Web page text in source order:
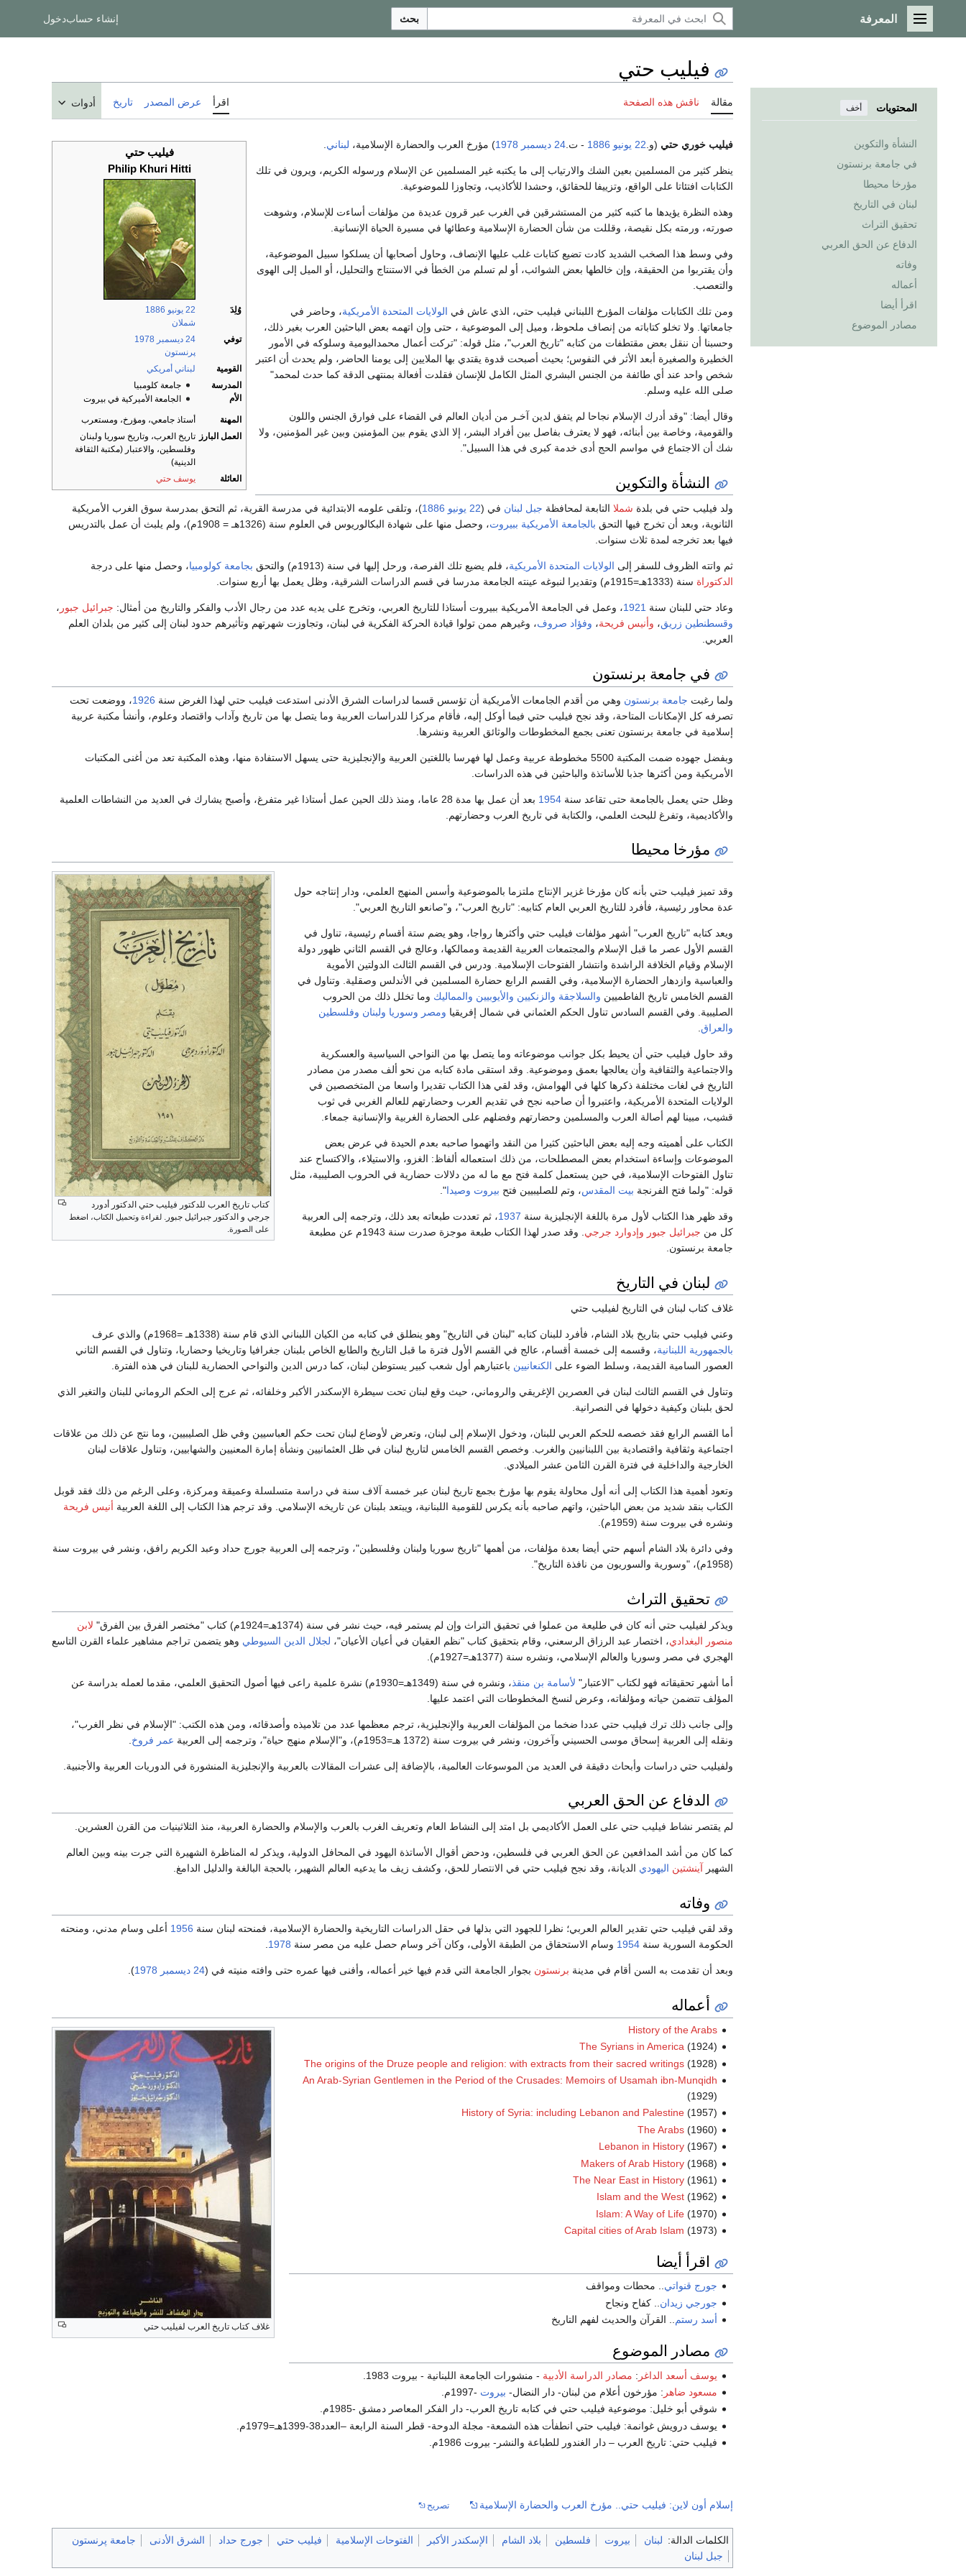
القائمة الرئيسية
المعرفة بحث إنشاء حسابدخول
المحتويات أخف
النشأة والتكوين
في جامعة برنستون
مؤرخا محيطا
لبنان في التاريخ
تحقيق التراث
الدفاع عن الحق العربي
وفاته
أعماله
اقرأ أيضا
مصادر الموضوع
فيليب حتي
مقالة ناقش هذه الصفحة اقرأ عرض المصدر تاريخ أدوات
فيليب حتي
Philip Khuri Hitti
وُلِدَ 22 يونيو
1886
شملان
توفي
24 ديسمبر
1978
پرنستون
القومية
لبناني أمريكي
المدرسة
الأم
جامعة كلومبيا
الجامعة الأميركية في بيروت
المهنة
أستاذ جامعي، ومؤرخ، ومستعرب
العمل البارز تاريخ العرب، وتاريخ سوريا ولبنان
وفلسطين، والاعتبار (مكتبة الثقافة
الدينية)
العائلة
يوسف حتي
فيليب خوري حتي (و. 22 يونيو 1886 - ت. 24 ديسمبر 1978) مؤرخ العرب والحضارة الإسلامية، لبناني
ينظر كثير من المسلمين بعين الشك والارتياب إلى ما يكتبه غير المسلمين عن الإسلام ورسوله الكريم، ويرون في تلك
الكتابات افتئاتا على الواقع، وتزييفا للحقائق، وحشدا للأكاذيب، وتجاوزا للموضوعية.
وهذه النظرة يؤيدها ما كتبه كثير من المستشرقين في الغرب عبر قرون عديدة من مؤلفات أساءت للإسلام، وشوهت
صورته، ورمته بكل نقيصة، وقللت من شأن الحضارة الإسلامية وعطائها في مسيرة الحياة الإنسانية.
وفي وسط هذا الصخب الشديد كادت تضيع كتابات غلب عليها الإنصاف، وحاول أصحابها أن يسلكوا سبيل الموضوعية،
وأن يقتربوا من الحقيقة، وإن خالطها بعض الشوائب، أو لم تسلم من الخطأ في الاستنتاج والتحليل، أو الميل إلى الهوى
والتعصب.
ومن تلك الكتابات مؤلفات المؤرخ اللبناني فيليب حتي، الذي عاش في الولايات المتحدة الأمريكية، وحاضر في
جامعاتها. ولا تخلو كتاباته من إنصاف ملحوظ، وميل إلى الموضوعية ، حتى وإن اتهمه بعض الباحثين العرب بغير ذلك،
وحسبنا أن ننقل بعض مقتطفات من كتابه "تاريخ العرب"، مثل قوله: "تركت أعمال محمداليومية وسلوكه في الأمور
الخطيرة والصغيرة أبعد الأثر في النفوس؛ بحيث أصبحت قدوة يقتدي بها الملايين إلى يومنا الحاضر، ولم يحدث أن اعتبر
شخص واحد عند أي طائفة من الجنس البشري المثل الكامل للإنسان فقلدت أفعالة بمنتهى الدقة كما حدث لمحمد"
صلى الله عليه وسلم.
وقال أيضا: "وقد أدرك الإسلام نجاحا لم يتفق لدين آخـر من أديان العالم في القضاء على فوارق الجنس واللون
والقومية، وخاصة بين أبنائه، فهو لا يعترف بفاصل بين أفراد البشر، إلا الذي يقوم بين المؤمنين وبين غير المؤمنين، ولا
شك أن الاجتماع في مواسم الحج أدى خدمة كبرى في هذا السبيل".
النشأة والتكوين
ولد فيليب حتي في بلدة شملا التابعة لمحافظة جبل لبنان في (22 يونيو 1886)، وتلقى علومه الابتدائية في مدرسة القرية، ثم التحق بمدرسة سوق الغرب الأمريكية
الثانوية، وبعد أن تخرج فيها التحق بالجامعة الأمريكية ببيروت
، وحصل منها على شهادة البكالوريوس في العلوم سنة (1326هـ = 1908م)، ولم يلبث أن عمل بالتدريس
فيها بعد تخرجه لمدة ثلاث سنوات.
ثم واتته الظروف للسفر إلى الولايات المتحدة الأمريكية، فلم يضيع تلك الفرصة، ورحل إليها في سنة (1913م) والتحق بجامعة كولومبيا، وحصل منها على درجة
الدكتوراة سنة (1333هـ=1915م) وتقديرا لنبوغه عينته الجامعة مدرسا في قسم الدراسات الشرقية، وظل يعمل بها أربع سنوات.
وعاد حتي للبنان سنة 1921، وعمل في الجامعة الأمريكية ببيروت أستاذا للتاريخ العربي، وتخرج على يديه عدد من رجال الأدب والفكر والتاريخ من أمثال: جبرائيل جبور ،
وقسطنطين زريق، وأنيس فريحة، وفؤاد صروف، وغيرهم ممن تولوا قيادة الحركة الفكرية في لبنان، وتجاوزت شهرتهم وتأثيرهم حدود لبنان إلى كثير من بلدان العلم
العربي.
في جامعة برنستون
ولما رغبت جامعة برنستون وهي من أقدم الجامعات الأمريكية أن تؤسس قسما لدراسات الشرق الأدنى استدعت فيليب حتي لهذا الغرض سنة 1926، ووضعت تحت
تصرفه كل الإمكانات المتاحة، وقد نجح فيليب حتي فيما أوكل إليه، فأقام مركزا للدراسات العربية وما يتصل بها من تاريخ وآداب واقتصاد وعلوم، وأنشأ مكتبة عربية
إسلامية في جامعة برنستون تعنى بجمع المخطوطات والوثائق العربية ونشرها.
وبفضل جهوده ضمت المكتبة 5500 مخطوطة عربية وعمل لها فهرسا باللغتين العربية والإنجليزية حتى يسهل الاستفادة منها، وهذه المكتبة تعد من أغنى المكتبات
الأمريكية ومن أكثرها جذبا للأساتذة والباحثين في هذه الدراسات.
وظل حتي يعمل بالجامعة حتى تقاعد سنة 1954
بعد أن عمل بها مدة 28 عاما، ومنذ ذلك الحين عمل أستاذا غير متفرغ، وأصبح يشارك في العديد من النشاطات العلمية
والأكاديمية، وتفرغ للبحث العلمي، والكتابة في تاريخ العرب وحضارتهم.
مؤرخا محيطا
كتاب تاريخ العرب للدكتور فيليب حتي الدكتور أدورد
جرجي و الدكتور جبرائيل جبور. لقراءة وتحميل الكتاب، اضغط
على الصورة.
وقد تميز فيليب حتي بأنه كان مؤرخا غزير الإنتاج ملتزما بالموضوعية وأسس المنهج العلمي، ودار إنتاجه حول
عدة محاور رئيسية، فأفرد للتاريخ العربي العام كتابيه: "تاريخ العرب"، و"صانعو التاريخ العربي".
ويعد كتابه "تاريخ العرب" أشهر مؤلفات فيليب حتي وأكثرها رواجا، وهو يضم ستة أقسام رئيسية، تناول في
القسم الأول عصر ما قبل الإسلام والمجتمعات العربية القديمة وممالكها، وعالج في القسم الثاني ظهور دولة
الإسلام وقيام الخلافة الراشدة وانتشار الفتوحات الإسلامية. ودرس في القسم الثالث الدولتين الأموية
والعباسية وازدهار الحضارة الإسلامية، وفي القسم الرابع حضارة المسلمين في الأندلس وصقلية. وتناول في
القسم الخامس تاريخ الفاطميين والسلاجقة والزنكيين والأيوبيين والمماليك وما تخلل ذلك من الحروب
الصليبية. وفي القسم السادس تناول الحكم العثماني في شمال إفريقيا ومصر وسوريا ولبنان وفلسطين
والعراق
وقد حاول فيليب حتي أن يحيط بكل جوانب موضوعاته وما يتصل بها من النواحي السياسية والعسكرية
والاجتماعية والثقافية وأن يعالجها بعمق وموضوعية. وقد استقى مادة كتابه من نحو ألف مصدر من مصادر
التاريخ في لغات مختلفة ذكرها كلها في الهوامش، وقد لقي هذا الكتاب تقديرا واسعا من المتخصصين في
الولايات المتحدة الأمريكية، واعتبروا أن صاحبه نجح في تقديم العرب وحضارتهم للعالم الغربي في ثوب
قشيب، مبينا لهم أصالة العرب والمسلمين وحضارتهم وفضلهم على الحضارة الغربية والإنسانية جمعاء.
الكتاب على أهميته وجه إليه بعض الباحثين كثيرا من النقد واتهموا صاحبه بعدم الحيدة في عرض بعض
الموضوعات وإساءة استخدام بعض المصطلحات، من ذلك استعماله ألفاظ: الغزو، والاستيلاء، والاكتساح عند
تناول الفتوحات الإسلامية، في حين يستعمل كلمة فتح مع ما له من دلالات حضارية في الحروب الصليبية، مثل
قوله: "ولما فتح الفرنجة بيت المقدس، وتم للصليبيين فتح بيروت وصيدا".
وقد ظهر هذا الكتاب لأول مرة باللغة الإنجليزية سنة 1937، ثم تعددت طبعاته بعد ذلك، وترجمه إلى العربية
كل من جبرائيل جبور وإدوارد جرجي
. وقد صدر لهذا الكتاب طبعة موجزة صدرت سنة 1943م عن مطبعة
جامعة برنستون.
لبنان في التاريخ
غلاف كتاب لبنان في التاريخ لفيليب حتي
وعني فيليب حتي بتاريخ بلاد الشام، فأفرد للبنان كتابه "لبنان في التاريخ" وهو ينطلق في كتابه من الكيان اللبناني الذي قام سنة (1338هـ =1968م) والذي عرف
بالجمهورية اللبنانية، وقسمه إلى خمسة أقسام، عالج في القسم الأول فترة ما قبل التاريخ والطابع الخاص بلبنان جغرافيا وتاريخيا وحضاريا، وتناول في القسم الثاني
العصور السامية القديمة، وسلط الضوء على الكنعانيين باعتبارهم أول شعب كبير يستوطن لبنان، كما درس الدين والنواحي الحضارية للبنان في هذه الفترة.
وتناول في القسم الثالث لبنان في العصرين الإغريقي والروماني، حيث وقع لبنان تحت سيطرة الإسكندر الأكبر وخلفائه، ثم عرج إلى الحكم الروماني للبنان والتغير الذي
لحق بلبنان وكيفية دخولها في النصرانية.
أما القسم الرابع فقد خصصه للحكم العربي للبنان، ودخول الإسلام إلى لبنان، وتعرض لأوضاع لبنان تحت حكم العباسيين وفي ظل الصليبيين، وما نتج عن ذلك من علاقات
اجتماعية وثقافية واقتصادية بين اللبنانيين والغرب. وخصص القسم الخامس لتاريخ لبنان في ظل العثمانيين ونشأة إمارة المعنيين والشهابيين، وتناول علاقات لبنان
الخارجية والداخلية في فترة القرن الثامن عشر الميلادي.
وتعود أهمية هذا الكتاب إلى أنه أول محاولة يقوم بها مؤرخ بجمع تاريخ لبنان عبر خمسة آلاف سنة في دراسة متسلسلة وعميقة ومركزة، وعلى الرغم من ذلك فقد قوبل
الكتاب بنقد شديد من بعض الباحثين، واتهم صاحبه بأنه يكرس للقومية اللبنانية، ويبتعد بلبنان عن تاريخه الإسلامي. وقد ترجم هذا الكتاب إلى اللغة العربية أنيس فريحة
ونشره في بيروت سنة (1959م).
وفي دائرة بلاد الشام أسهم حتي أيضا بعدة مؤلفات، من أهمها "تاريخ سوريا ولبنان وفلسطين"، وترجمه إلى العربية جورج حداد وعبد الكريم رافق، ونشر في بيروت سنة
(1958م)، "وسورية والسوريون من نافذة التاريخ".
تحقيق التراث
ويذكر لفيليب حتي أنه كان في طليعة من عملوا في تحقيق التراث وإن لم يستمر فيه، حيث نشر في سنة (1374هـ=1924م) كتاب "مختصر الفرق بين الفرق"
لابن
منصور البغدادي، اختصار عبد الرزاق الرسعني، وقام بتحقيق كتاب "نظم العقيان في أعيان الأعيان"، لجلال الدين السيوطي وهو يتضمن تراجم مشاهير علماء القرن التاسع
الهجري في مصر وسوريا والعالم الإسلامي، ونشره سنة (1377هـ=1927م).
أما أشهر تحقيقاته فهو لكتاب "الاعتبار" لأسامة بن منقذ
، ونشره في سنة (1349هـ=1930م) نشرة علمية راعى فيها أصول التحقيق العلمي، مقدما لعمله بدراسة عن
المؤلف تتضمن حياته ومؤلفاته، وعرض لنسخ المخطوطات التي اعتمد عليها.
وإلى جانب ذلك ترك فيليب حتي عددا ضخما من المؤلفات العربية والإنجليزية، ترجم معظمها عدد من تلاميذه وأصدقائه، ومن هذه الكتب: "الإسلام في نظر الغرب"،
ونقله إلى العربية إسحاق موسى الحسيني وآخرون، ونشر في بيروت سنة (1372 هـ=1953م)، و"الإسلام منهج حياة"، وترجمه إلى العربية
عمر فروخ
ولفيليب حتي دراسات وأبحاث دقيقة في العديد من الموسوعات العالمية، بالإضافة إلى عشرات المقالات بالعربية والإنجليزية المنشورة في الدوريات العربية والأجنبية.
الدفاع عن الحق العربي
لم يقتصر نشاط فيليب حتي على العمل الأكاديمي بل امتد إلى النشاط العام وتعريف الغرب بالعرب والإسلام والحضارة العربية، منذ الثلاثينيات من القرن العشرين.
كما كان من أشد المدافعين عن الحق العربي في فلسطين، ودحض أقوال الأساتذة اليهود في المحافل الدولية، ويذكر له المناظرة الشهيرة التي جرت بينه وبين العالم
الشهير آينشتين اليهودي الديانة، وقد نجح فيليب حتي في الانتصار للحق، وكشف زيف ما يدعيه العالم الشهير، بالحجة البالغة والدليل الدامغ.
وفاته
وقد لقي فيليب حتي تقدير العالم العربي؛ نظرا للجهود التي بذلها في حقل الدراسات التاريخية والحضارة الإسلامية، فمنحته لبنان سنة 1956 أعلى وسام مدني، ومنحته
الحكومة السورية سنة 1954 وسام الاستحقاق من الطبقة الأولى، وكان آخر وسام حصل عليه من مصر سنة 1978
.
وبعد أن تقدمت به السن أقام في مدينة برنستون بجوار الجامعة التي قدم فيها خير أعماله، وأفنى فيها عمره حتى وافته منيته في (24 ديسمبر 1978
).
أعماله
غلاف كتاب تاريخ العرب لفيليب حتي
History of the Arabs
The Syrians in America (1924)
The origins of the Druze people and religion: with extracts from their sacred writings(1928)
An Arab-Syrian Gentlemen in the Period of the Crusades: Memoirs of Usamah ibn-Munqidh
(1929)
History of Syria: including Lebanon and Palestine(1957)
The Arabs(1960)
Lebanon in History(1967)
Makers of Arab History(1968)
The Near East in History(1961)
Islam and the West(1962)
Islam: A Way of Life(1970)
Capital cities of Arab Islam (1973)
اقرأ أيضا
جورج قنواتي.. محطات ومواقف
جورجي زيدان .. كفاح ونجاح
أسد رستم
.. القرآن والحديث لفهم التاريخ
مصادر الموضوع
يوسف أسعد الداغر : مصادر الدراسة الأدبية - منشورات الجامعة اللبنانية - بيروت 1983.
مسعود ضاهر : مؤرخون أعلام من لبنان- دار النضال- بيروت -1997م.
شوقي أبو خليل: موضوعية فيليب حتي في كتابه تاريخ العرب- دار الفكر المعاصر دمشق -1985م.
يوسف درويش غوانمة: فيليب حتي انطفأت هذه الشمعة- مجلة الدوحة- قطر السنة الرابعة –العدد38-1399هـ=1979م.
فيليب حتي: تاريخ العرب – دار الغندور للطباعة والنشر- بيروت 1986م.
إسلام أون لاين: فيليب حتي.. مؤرخ العرب والحضارة الإسلامية تصريح
الكلمات الدالة: لبنان بيروت فلسطين بلاد الشام الإسكندر الأكبر الفتوحات الإسلامية فيليب حتي جورج حداد الشرق الأدنى
جامعة پرنستون
جبل لبنان